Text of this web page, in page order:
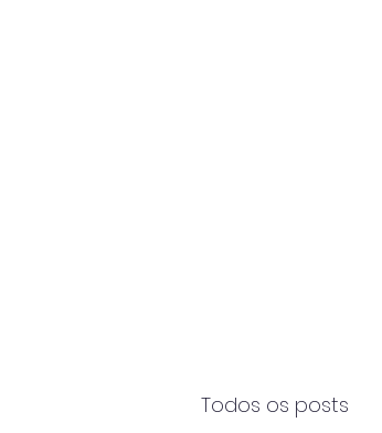
Todos os posts